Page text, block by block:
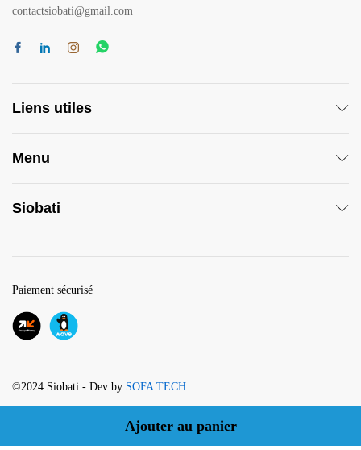
Ajouter au panier
contactsiobati@gmail.com
Liens utiles
Menu
Siobati
©2024 Siobati - Dev by SOFA TECH
Paiement sécurisé